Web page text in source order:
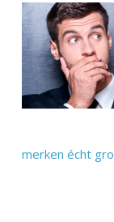
merken écht